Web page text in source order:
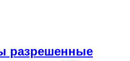
разрешенные